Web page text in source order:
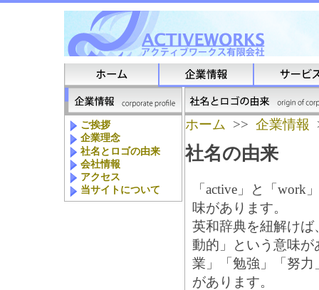
ご挨拶
企業理念
社名とロゴの由来
会社情報
アクセス
当サイトについて
ホーム >> 企業情報
社名の由来
「active」と「work
味があります。
英和辞典を紐解けば
動的」という意味
業」「勉強」「努
があります。